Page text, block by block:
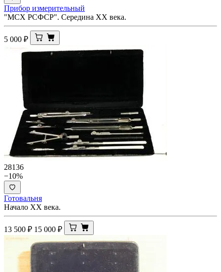
Прибор измерительный
"МСХ РСФСР". Середина ХХ века.
5 000 ₽
28136
−10%
Готовальня
Начало ХХ века.
13 500 ₽ 15 000 ₽